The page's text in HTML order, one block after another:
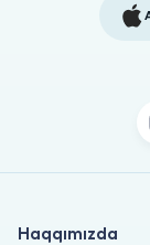
Haqqımızda